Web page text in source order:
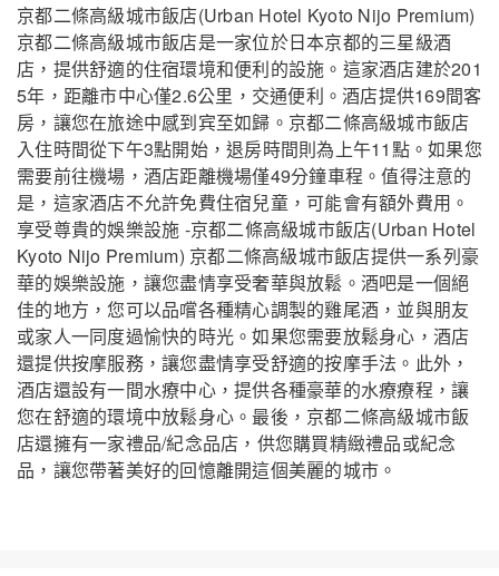
京都二條高級城市飯店(Urban Hotel Kyoto Nijo Premium)
京都二條高級城市飯店是一家位於日本京都的三星級酒
店，提供舒適的住宿環境和便利的設施。這家酒店建於201
5年，距離市中心僅2.6公里，交通便利。酒店提供169間客
房，讓您在旅途中感到宾至如歸。京都二條高級城市飯店
入住時間從下午3點開始，退房時間則為上午11點。如果您
需要前往機場，酒店距離機場僅49分鐘車程。值得注意的
是，這家酒店不允許免費住宿兒童，可能會有額外費用。
享受尊貴的娛樂設施 -京都二條高級城市飯店(Urban Hotel
Kyoto Nijo Premium) 京都二條高級城市飯店提供一系列豪
華的娛樂設施，讓您盡情享受奢華與放鬆。酒吧是一個絕
佳的地方，您可以品嚐各種精心調製的雞尾酒，並與朋友
或家人一同度過愉快的時光。如果您需要放鬆身心，酒店
還提供按摩服務，讓您盡情享受舒適的按摩手法。此外，
酒店還設有一間水療中心，提供各種豪華的水療療程，讓
您在舒適的環境中放鬆身心。最後，京都二條高級城市飯
店還擁有一家禮品/紀念品店，供您購買精緻禮品或紀念
品，讓您帶著美好的回憶離開這個美麗的城市。